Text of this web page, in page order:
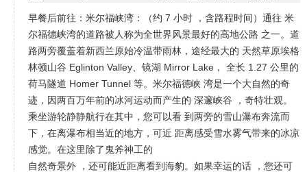
早餐后前往：米尔福峡湾：（约 7 小时 ，含路程时间）通往 米
尔福德峡湾的道路被人称为全世界风景最好的高地公路 之一。道
路两旁覆盖着新西兰原始冷温带雨林，途经最大的 天然草原埃格
林顿山谷 Eglinton Valley、镜湖 Mirror Lake， 全长 1.27 公里的
荷马隧道 Homer Tunnel 等。米尔福德峡 湾是一个大自然的奇
迹，因两百万年前的冰河运动而产生的 深邃峡谷 ，奇特壮观。
乘坐游轮静静航行在其中，您可以看 到两旁的雪山瀑布奔流而
下，在离瀑布相当近的地方，可近 距离感受雪水雾气带来的冰凉
感觉。在这里除了鬼斧神工的
自然奇景外 ，还可能近距离看到海豹。如果幸运的话 ，您还可